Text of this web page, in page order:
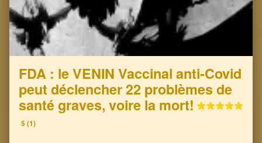
FDA : le VENIN Vaccinal anti-Covid
peut déclencher 22 problèmes de
santé graves, voire la mort!
5 (1)